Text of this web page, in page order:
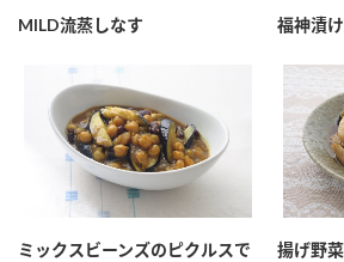
ぽん酢サワー
鍋奉行マニュアル
ミツカンのCM
ロングセラー商品 ＋ おすすめレシピ
人気商品 ＋ おすすめレシピ
おいしさと健康への取り組
キッザニア東京「ぽん酢工
ミツカン公式通販
MILD流蒸しなす 福神漬
ミックスビーンズのピクルスで
揚げ野